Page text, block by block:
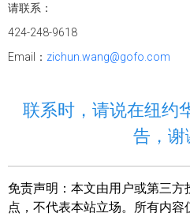
请联系：
424-248-9618
Email： zichun.wang@gofo.com
联系时，请说在纽约
告，谢
免责声明： 本文由用户或第三方
点，不代表本站立场。所有内